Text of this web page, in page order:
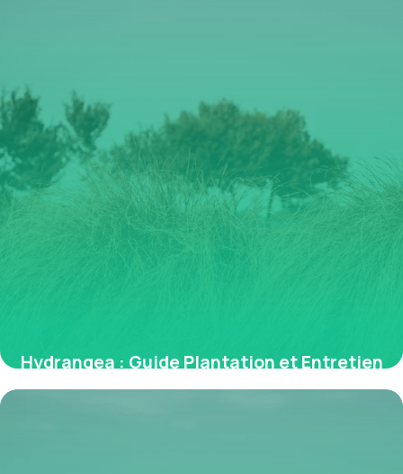
Hydrangea : Guide Plantation et Entretien
2026